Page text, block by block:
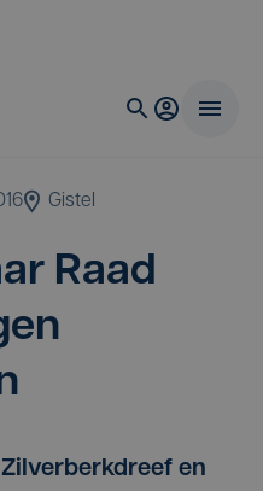
Gistel
Raad
en